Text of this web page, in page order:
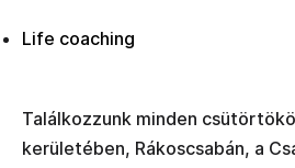
Life coaching
Találkozzunk minden
kerületében, Rákoscsabán, a